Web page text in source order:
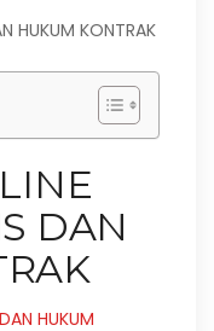
HUKUM KONTRAK
DAN